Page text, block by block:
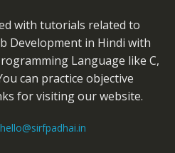
with tutorials related to
Development in Hindi with
Language like C,
can practice objective
for visiting our website.
hello@sirfpadhai.in